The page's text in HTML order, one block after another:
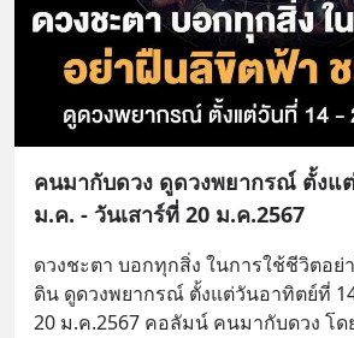
คนมากับดวง ดูดวงพยากรณ์ ตั้งแ
ม.ค. - วันเสาร์ที่ 20 ม.ค.2567
ดวงชะตา บอกทุกสิ่ง ในการใช้ชีวิตอ
ดิน ดูดวงพยากรณ์ ตั้งแต่วันอาทิตย์ที่
20 ม.ค.2567 คอลัมน์ คนมากับดวง โด